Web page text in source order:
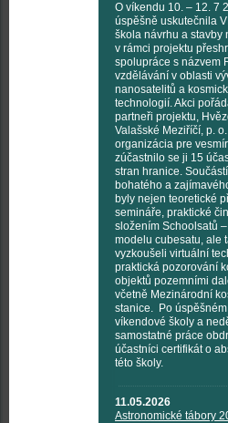
O víkendu 10. – 12. 7
úspěšně uskutečnila
škola návrhu a stavby
v rámci projektu
spolupráce s názvem
vzdělávání v oblasti
nanosatelitů a
technologií. Akci
partneři projektu,
Valašské Meziříčí, p.
organizácia pre
zúčastnilo se ji 15
stran hranice.
bohatého a
byly nejen teoretické
semináře, praktické
složením Schoolsatů
modelu cubesatu, ale
vyzkoušeli virtuální
praktická pozorování
objektů pozemními
včetně Mezinárodní
stanice. Po
víkendové školy a
samostatné práce
účastníci certifikát o
této školy.
11.05.2026
Astronomické tábory